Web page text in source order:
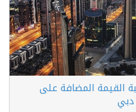
المضافة على